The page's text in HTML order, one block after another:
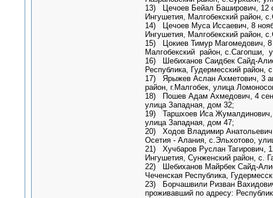
13) Цечоев Бейал Баширович, 12
Ингушетия, Малгобекский район,
14) Цечоев Муса Иссаевич, 8
Ингушетия, Малгобекский район,
15) Цокиев Тимур Магомедович, 8
Малгобекский район, с.Сагопши,
16) Шебиханов Саидбек Сайд-
Республика, Гудермесский район,
17) Ярыжев Аслан Ахметович, 3
район, г.Малгобек, улица
18) Пошев Адам Ахмедович, 4
улица Западная, дом 32;
19) Таршхоев Иса Жумалдинович,
улица Западная, дом 47;
20) Ходов Владимир Анатольевич,
Осетия - Алания, с.Эльхотово,
21) Хучбаров Руслан Тагирович,
Ингушетия, Сунженский район, с.
22) Шебиханов Майрбек Сайд-
Чеченская Республика,
23) Борчашвили Ризван
проживавший по адресу: